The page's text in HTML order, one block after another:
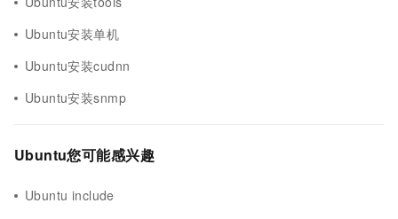
Ubuntu安装单机
Ubuntu安装cudnn
Ubuntu安装snmp
Ubuntu您可能感兴趣
Ubuntu include